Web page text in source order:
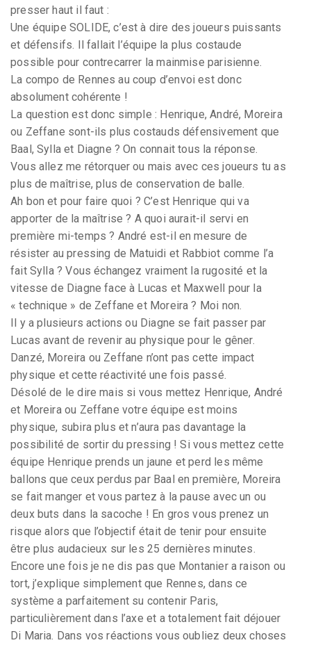
presser haut il faut :
Une équipe SOLIDE, c’est à dire des joueurs puissants
et défensifs. Il fallait l’équipe la plus costaude
possible pour contrecarrer la mainmise parisienne.
La compo de Rennes au coup d’envoi est donc
absolument cohérente !
La question est donc simple : Henrique, André, Moreira
ou Zeffane sont-ils plus costauds défensivement que
Baal, Sylla et Diagne ? On connait tous la réponse.
Vous allez me rétorquer ou mais avec ces joueurs tu as
plus de maîtrise, plus de conservation de balle.
Ah bon et pour faire quoi ? C’est Henrique qui va
apporter de la maîtrise ? A quoi aurait-il servi en
première mi-temps ? André est-il en mesure de
résister au pressing de Matuidi et Rabbiot comme l’a
fait Sylla ? Vous échangez vraiment la rugosité et la
vitesse de Diagne face à Lucas et Maxwell pour la
« technique » de Zeffane et Moreira ? Moi non.
Il y a plusieurs actions ou Diagne se fait passer par
Lucas avant de revenir au physique pour le gêner.
Danzé, Moreira ou Zeffane n’ont pas cette impact
physique et cette réactivité une fois passé.
Désolé de le dire mais si vous mettez Henrique, André
et Moreira ou Zeffane votre équipe est moins
physique, subira plus et n’aura pas davantage la
possibilité de sortir du pressing ! Si vous mettez cette
équipe Henrique prends un jaune et perd les même
ballons que ceux perdus par Baal en première, Moreira
se fait manger et vous partez à la pause avec un ou
deux buts dans la sacoche ! En gros vous prenez un
risque alors que l’objectif était de tenir pour ensuite
être plus audacieux sur les 25 dernières minutes.
Encore une fois je ne dis pas que Montanier a raison ou
tort, j’explique simplement que Rennes, dans ce
système a parfaitement su contenir Paris,
particulièrement dans l’axe et a totalement fait déjouer
Di Maria. Dans vos réactions vous oubliez deux choses